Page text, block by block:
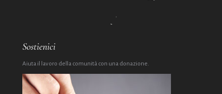
Sostienici
Aiuta il lavoro della comunità con una donazione.